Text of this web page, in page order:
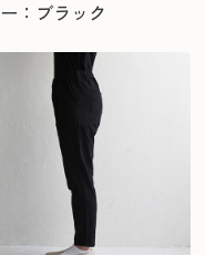
：ブラック